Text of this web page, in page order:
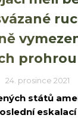
prohrou
24. prosince 2021
států